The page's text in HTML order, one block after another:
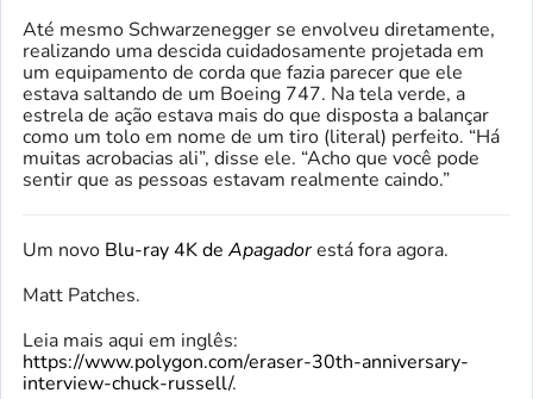
Até mesmo Schwarzenegger se envolveu diretamente,
realizando uma descida cuidadosamente projetada em
um equipamento de corda que fazia parecer que ele
estava saltando de um Boeing 747. Na tela verde, a
estrela de ação estava mais do que disposta a balançar
como um tolo em nome de um tiro (literal) perfeito. “Há
muitas acrobacias ali”, disse ele. “Acho que você pode
sentir que as pessoas estavam realmente caindo.”
Um novo Blu-ray 4K de Apagadorestá fora agora.
Matt Patches.
Leia mais aqui em inglês:
https://www.polygon.com/eraser-30th-anniversary-
interview-chuck-russell/.